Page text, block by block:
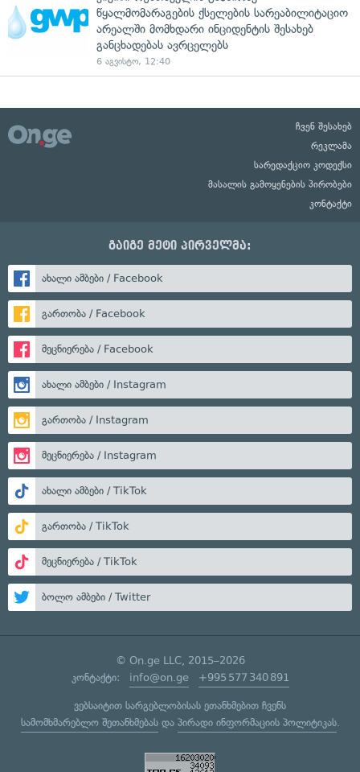
წყალმომარაგების ქსელების სარეაბილიტაციო
არეალში მომხდარი ინციდენტის შესახებ
განცხადებას ავრცელებს
6 აგვისტო, 12:40
ჩვენ შესახებ
რეკლამა
სარედაქციო კოდექსი
მასალის გამოყენების პირობები
კონტაქტი
გაიგე მეტი პირველმა:
ახალი ამბები / Facebook
გართობა / Facebook
მეცნიერება / Facebook
ახალი ამბები / Instagram
გართობა / Instagram
მეცნიერება / Instagram
ახალი ამბები / TikTok
გართობა / TikTok
მეცნიერება / TikTok
ბოლო ამბები / Twitter
© On.ge LLC, 2015–2026
კონტაქტი: info@on.ge +995 577 340 891
ვებსაიტით სარგებლობისას ეთანხმებით ჩვენს
სამომხმარებლო შეთანხმებასდა პირადი ინფორმაციის პოლიტიკას.